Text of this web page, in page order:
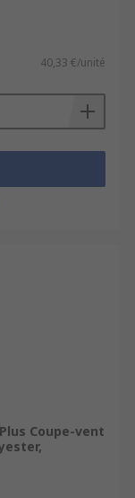
40,33 €/unité
Coupe-vent